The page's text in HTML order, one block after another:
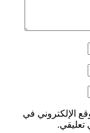
الإلكتروني في
تعليقي.